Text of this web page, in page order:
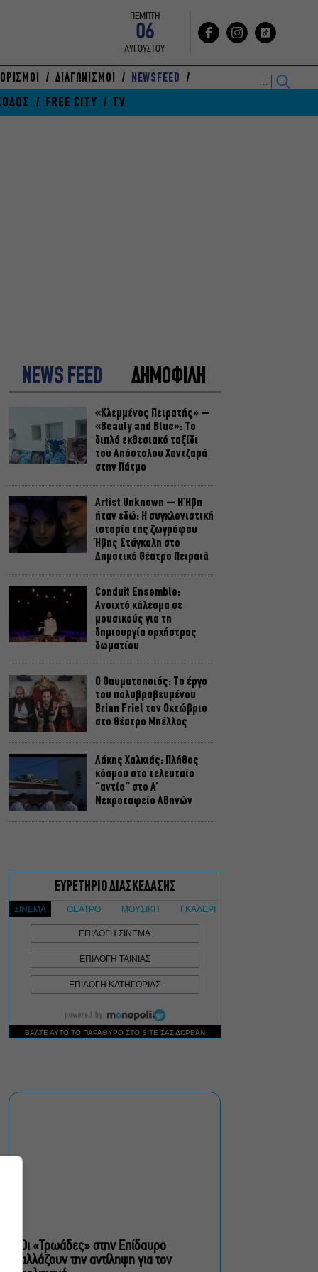
ΠΕΜΠΤΗ
06
ΑΥΓΟΥΣΤΟΥ
ΔΙΑΓΩΝΙΣΜΟΙ NEWSFEED
FREE CITY TV
NEWS FEED ΔΗΜΟΦΙΛΗ
«Κλεμμένος Πειρατής» –
«Beauty and Blue»: Το
διπλό εκθεσιακό ταξίδι
του Απόστολου Χαντζαρά
στην Πάτμο
Artist Unknown – Η Ήβη
ήταν εδώ: Η συγκλονιστική
ιστορία της ζωγράφου
Ήβης Στάγκαλη στο
Δημοτικό Θέατρο Πειραιά
Conduit Ensemble:
Ανοιχτό κάλεσμα σε
μουσικούς για τη
δημιουργία ορχήστρας
δωματίου
Ο Θαυματοποιός: Το έργο
του πολυβραβευμένου
Brian Friel τον Οκτώβριο
στο Θέατρο Μπέλλος
Λάκης Χαλκιάς: Πλήθος
κόσμου στο τελευταίο
“αντίο” στο Α’
Νεκροταφείο Αθηνών
Φθινόπωρο
αρχαιολογικός χώρος του
Ραμνούντος
Δήμος Αθηναίων:
Απομάκρυνση 240
τραπεζοκαθισμάτων σε 13
επιχειρησιακές δράσεις
Παγκόσμια πρεμιέρα για τη
Οι «Τρωάδες» στην Επίδαυρο
αλλάζουν την αντίληψη για τον